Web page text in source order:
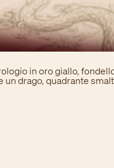
in oro giallo,
un drago, quadrante